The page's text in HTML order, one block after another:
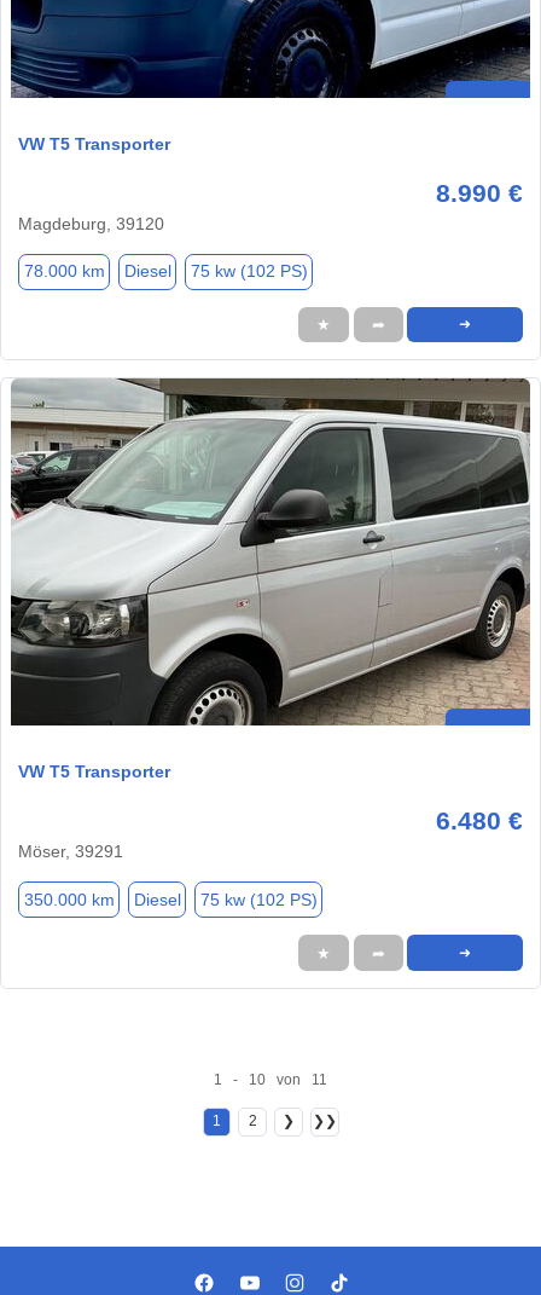
VW T5 Transporter
8.990 €
Magdeburg, 39120
78.000 km Diesel 75 kw (102 PS)
★ ➦ ➜
VW T5 Transporter
6.480 €
Möser, 39291
350.000 km Diesel 75 kw (102 PS)
★ ➦ ➜
1 - 10 von 11
1 2 ❯ ❯❯